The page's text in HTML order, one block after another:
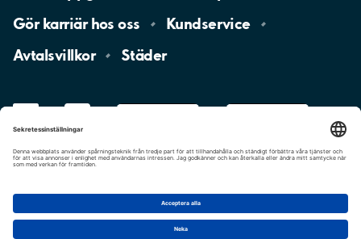
Gör karriär hososs
Kundservice
Avtalsvillkor
Städer